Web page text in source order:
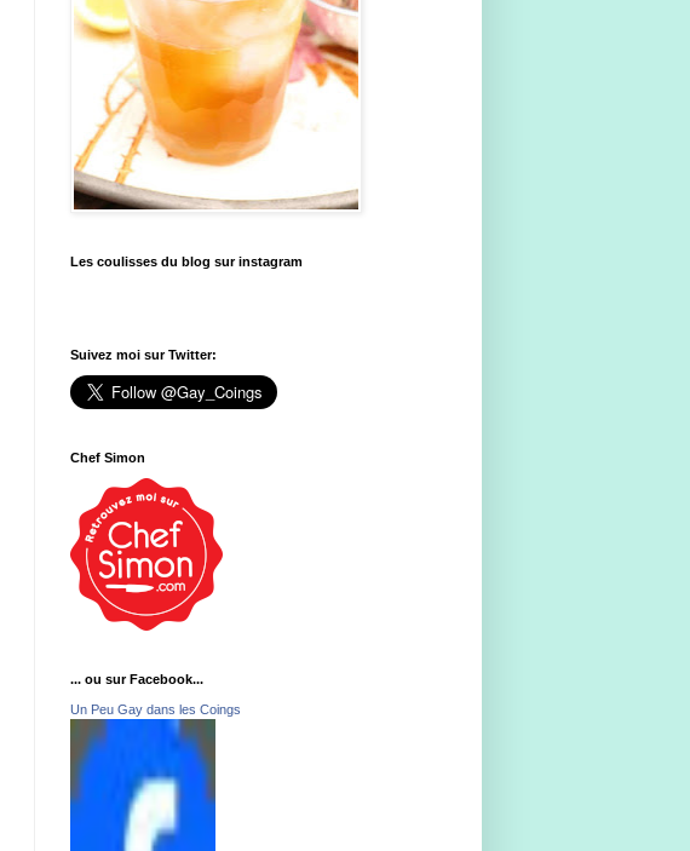
Les coulisses du blog sur instagram
Suivez moi sur Twitter:
Chef Simon
... ou sur Facebook...
Un Peu Gay dans les Coings